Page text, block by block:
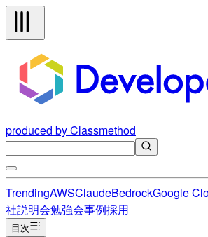
produced by Classmethod
TrendingAWSClaudeBedrockGoogle
社説明会勉強会事例採用
目次